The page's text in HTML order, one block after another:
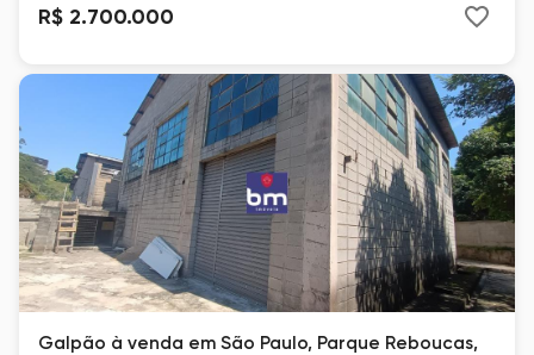
R$ 2.700.000
Galpão à venda em São Paulo, Parque Reboucas,